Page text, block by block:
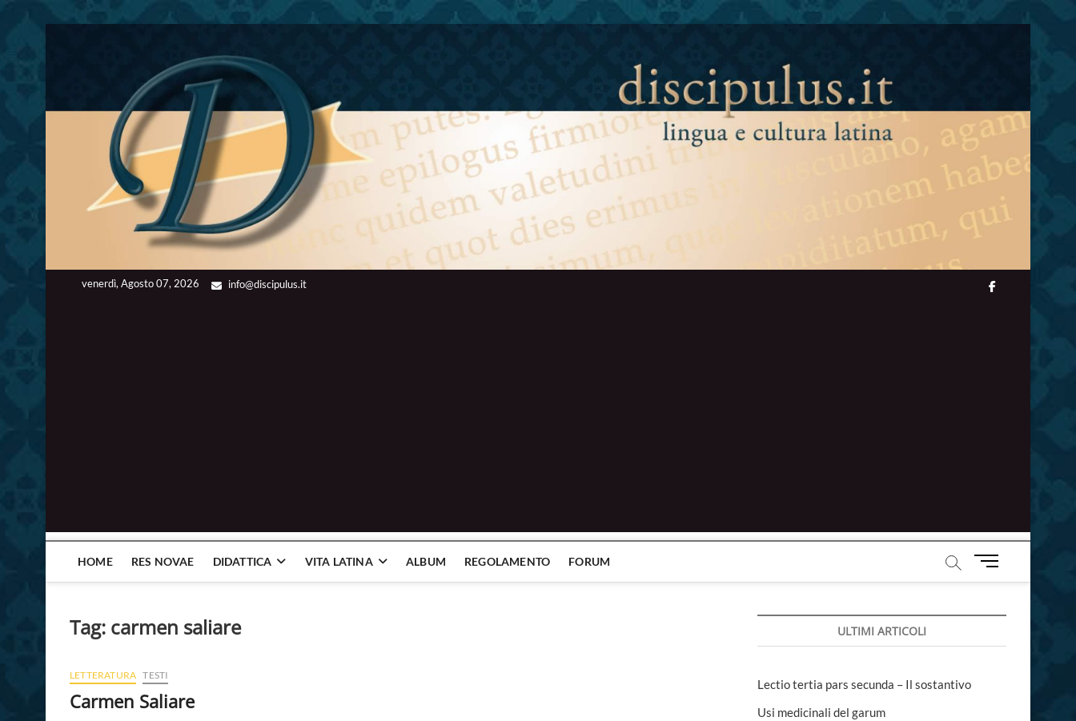
venerdì, Agosto 07, 2026 info@discipulus.it facebook
HOME RES NOVAE DIDATTICA VITA LATINA ALBUM REGOLAMENTO FORUM
M
u
u
Tag: carmen saliare
LETTERATURA TESTI
Carmen Saliare
ULTIMI ARTICOLI
Lectio tertia pars secunda – Il sostantivo
Usi medicinali del garum